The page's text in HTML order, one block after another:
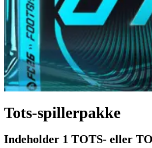
Tots-spillerpakke
Indeholder 1 TOTS- eller